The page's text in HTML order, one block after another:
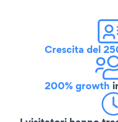
Crescita del
200% growth